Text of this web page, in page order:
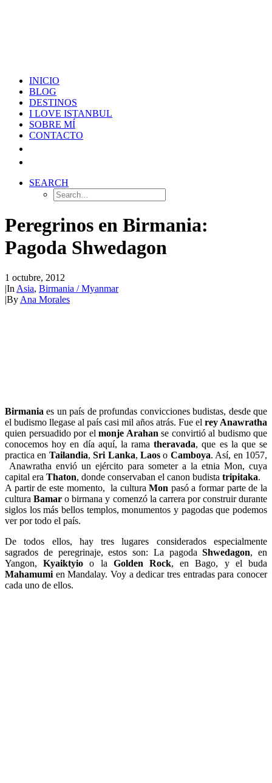
INICIO
BLOG
DESTINOS
I LOVE ISTANBUL
SOBRE MÍ
CONTACTO
SEARCH
Peregrinos en Birmania:
Pagoda Shwedagon
1 octubre, 2012
|In Asia, Birmania / Myanmar
|By Ana Morales
Birmania es un país de profundas convicciones budistas, desde que
el budismo llegase al país casi mil años atrás. Fue el rey Anawratha
quien persuadido por el monje Arahanse convirtió al budismo que
conocemos hoy en día aquí, la ramatheravada, que es la que se
practica en Tailandia,Sri Lanka,Laos o Camboya. Así, en 1057,
Anawratha envió un ejército para someter a la etnia Mon, cuya
capital era Thaton, donde conservaban el canon budista tripitaka.
A partir de este momento, la culturaMon pasó a formar parte de la
culturaBamar o birmana y comenzó la carrera por construir durante
siglos los más bellos templos, monumentos y pagodas que podemos
ver por todo el país.
De todos ellos, hay tres lugares considerados especialmente
sagrados de peregrinaje, estos son: La pagodaShwedagon, en
Yangon,Kyaiktyio o la Golden Rock, en Bago, y el buda
Mahamumien Mandalay. Voy a dedicar tres entradas para conocer
cada uno de ellos.